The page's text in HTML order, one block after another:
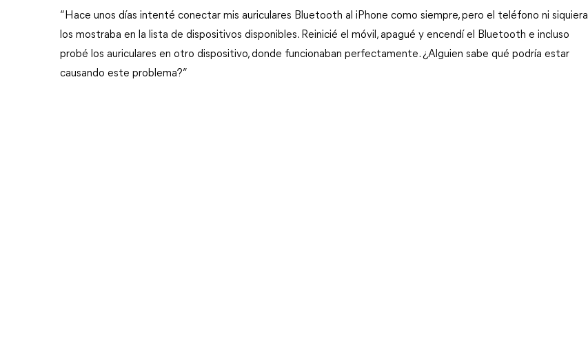
“Hace unos días intenté conectar mis auriculares Bluetooth al iPhone como siempre, pero el teléfono ni siquiera
los mostraba en la lista de dispositivos disponibles. Reinicié el móvil, apagué y encendí el Bluetooth e incluso
probé los auriculares en otro dispositivo, donde funcionaban perfectamente. ¿Alguien sabe qué podría estar
causando este problema?”